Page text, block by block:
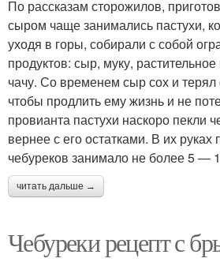
По рассказам сторожилов,
сыром чаще занимались пастухи,
уходя в горы, собирали с собой
продуктов: сыр, муку,
чачу. Со временем сыр сох и
чтобы продлить ему жизнь и не
провианта пастухи наскоро пекли
вернее с его остатками. В их руках
чебуреков занимало не более 5 —
читать дальше →
Чебуреки рецепт с